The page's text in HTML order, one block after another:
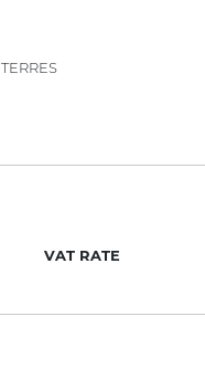
VAT RATE